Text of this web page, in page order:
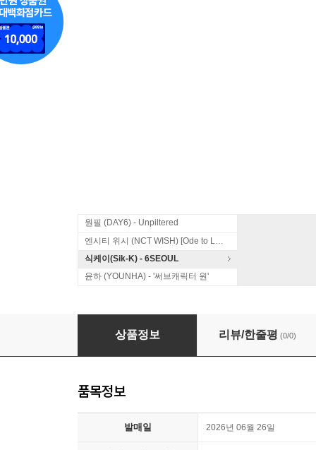
원필 (DAY6) - Unpiltered
엔시티 위시 (NCT WISH) [Ode to Love]
식케이(Sik-K) - 6SEOUL
윤하 (YOUNHA) - '써브캐릭터 원'
Post Malone (포스트 말론) - F-1 Trillion
상품정보 리뷰/한줄평 (0/0)
품목정보
발매일 2026년 06월 26일